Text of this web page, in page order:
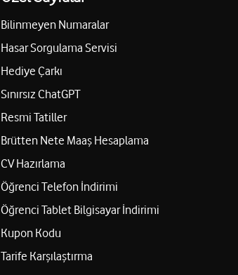
Bilinmeyen Numaralar
Hasar Sorgulama Servisi
Hediye Çarkı
Sınırsız ChatGPT
Resmi Tatiller
Brütten Nete Maaş Hesaplama
CV Hazırlama
Öğrenci Telefon İndirimi
Öğrenci Tablet Bilgisayar İndirimi
Kupon Kodu
Tarife Karşılaştırma